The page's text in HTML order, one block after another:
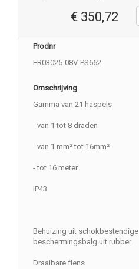
€ 350,72
Prodnr
ER03025-08V-PS662
Omschrijving
Gamma van 21 haspels
- van 1 tot 8 draden
- van 1 mm² tot 16mm²
- tot 16 meter.
IP43
Behuizing uit
beschermingsbalg uit rubber.
Draaibare flens